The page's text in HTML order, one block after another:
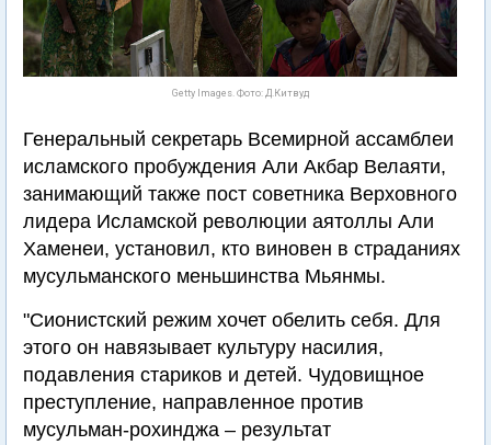
Getty Images. Фото: Д.Китвуд
Генеральный секретарь Всемирной ассамблеи
исламского пробуждения Али Акбар Велаяти,
занимающий также пост советника Верховного
лидера Исламской революции аятоллы Али
Хаменеи, установил, кто виновен в страданиях
мусульманского меньшинства Мьянмы.
"Сионистский режим хочет обелить себя. Для
этого он навязывает культуру насилия,
подавления стариков и детей. Чудовищное
преступление, направленное против
мусульман-рохинджа – результат